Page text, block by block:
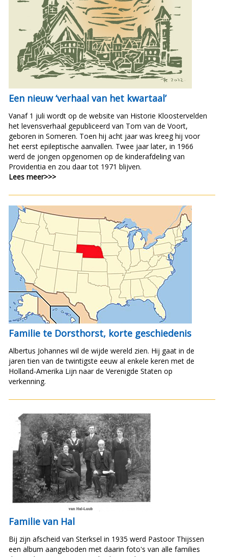
Een nieuw ‘verhaal van het kwartaal’
Vanaf 1 juli wordt op de website van Historie Kloostervelden
het levensverhaal gepubliceerd van Tom van de Voort,
geboren in Someren. Toen hij acht jaar was kreeg hij voor
het eerst epileptische aanvallen. Twee jaar later, in 1966
werd de jongen opgenomen op de kinderafdeling van
Providentia en zou daar tot 1971 blijven.
Lees meer>>>
Familie te Dorsthorst, korte geschiedenis
Albertus Johannes wil de wijde wereld zien. Hij gaat in de
jaren tien van de twintigste eeuw al enkele keren met de
Holland-Amerika Lijn naar de Verenigde Staten op
verkenning.
Familie van Hal
Bij zijn afscheid van Sterksel in 1935 werd Pastoor Thijssen
een album aangeboden met daarin foto's van alle families